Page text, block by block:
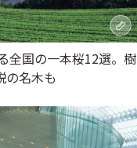
全国の一本桜12選。樹
の名木も